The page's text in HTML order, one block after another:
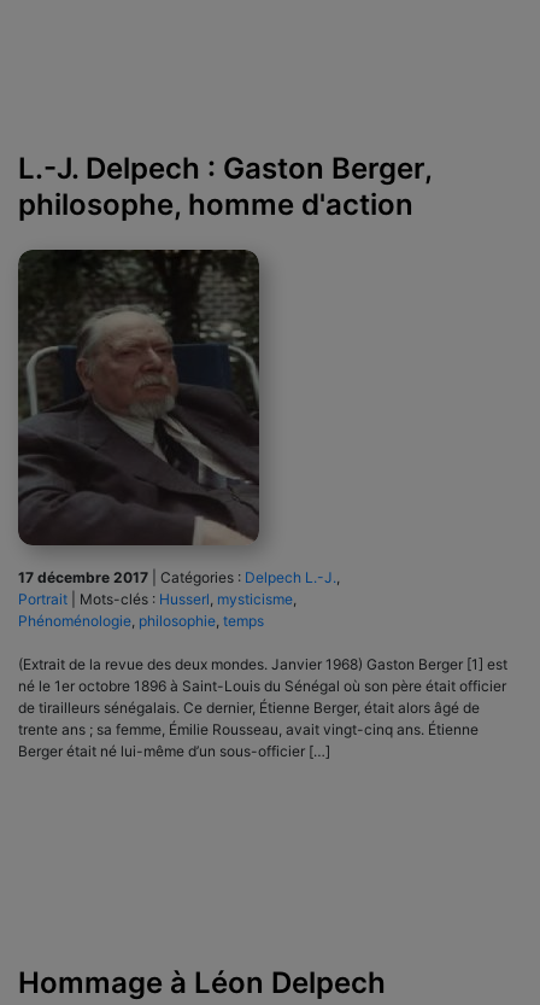
L.-J. Delpech : Gaston Berger,
philosophe, homme d'action
17 décembre 2017 Catégories : Delpech L.-J.,
Portrait
Mots-clés : Husserl, mysticisme,
Phénoménologie, philosophie, temps
(Extrait de la revue des deux mondes. Janvier 1968) Gaston Berger [1] est
né le 1er octobre 1896 à Saint-Louis du Sénégal où son père était officier
de tirailleurs sénégalais. Ce dernier, Étienne Berger, était alors âgé de
trente ans ; sa femme, Émilie Rousseau, avait vingt-cinq ans. Étienne
Berger était né lui-même d’un sous-officier […]
Hommage à Léon Delpech